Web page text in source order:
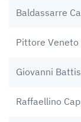
Baldassarre
Pittore
Giovanni
Raffaellino